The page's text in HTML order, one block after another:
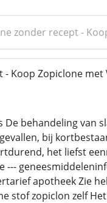
zonder recept -
Koop Zopiclone met
behandeling van
bij
het liefst
apotheek Zie
stof zopiclon zelf